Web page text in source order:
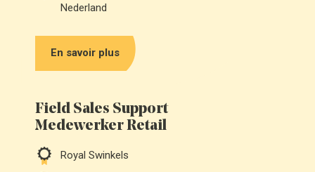
Nederland
En savoir plus
Field Sales Support
Medewerker Retail
Royal Swinkels